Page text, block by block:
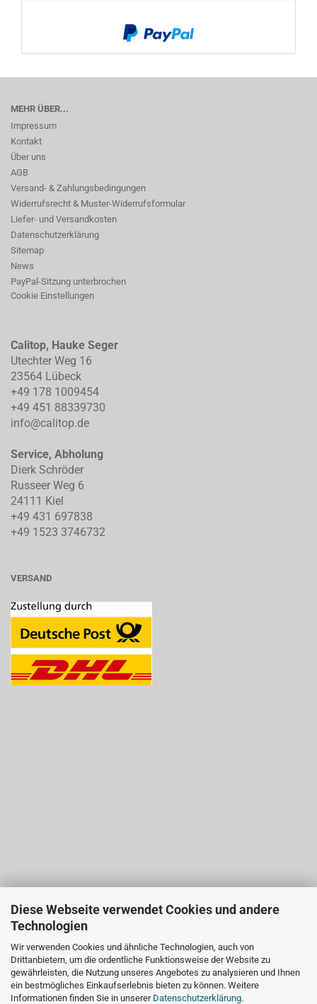
Diese Webseite verwendet Cookies und andere
Technologien
Wir verwenden Cookies und ähnliche Technologien, auch von
Drittanbietern, um die ordentliche Funktionsweise der Website zu
gewährleisten, die Nutzung unseres Angebotes zu analysieren und Ihnen
ein bestmögliches Einkaufserlebnis bieten zu können. Weitere
Informationen finden Sie in unserer Datenschutzerklärung.
MEHR ÜBER...
Impressum
Kontakt
Über uns
AGB
Versand- & Zahlungsbedingungen
Widerrufsrecht & Muster-Widerrufsformular
Liefer- und Versandkosten
Datenschutzerklärung
Sitemap
News
PayPal-Sitzung unterbrochen
Cookie Einstellungen
Calitop, Hauke Seger
Utechter Weg 16
23564 Lübeck
+49 178 1009454
+49 451 88339730
info@calitop.de
Service, Abholung
Dierk Schröder
Russeer Weg 6
24111 Kiel
+49 431 697838
+49 1523 3746732
VERSAND